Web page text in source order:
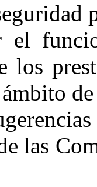
el
los
las